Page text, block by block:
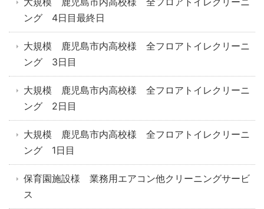
ング 4日目最終日
大規模 鹿児島市内高校様 全フロアトイレクリーニ
ング 3日目
大規模 鹿児島市内高校様 全フロアトイレクリーニ
ング 2日目
大規模 鹿児島市内高校様 全フロアトイレクリーニ
ング 1日目
保育園施設様 業務用エアコン他クリーニングサービ
ス